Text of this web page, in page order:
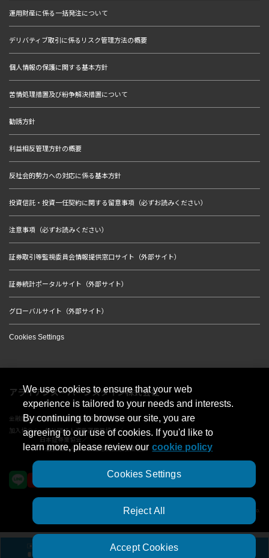
運用財産に係る一括発注について
デリバティブ取引に係るリスク管理方法の概要
個人情報の保護に関する基本方針
苦情処理措置及び紛争解決措置について
勧誘方針
利益相反管理方針の概要
反社会的勢力への対応に係る基本方針
投資信託・投資一任契約に関する留意事項（必ずお読みください）
注意事項（必ずお読みください）
証券取引等監視委員会情報提供窓口サイト（外部サイト）
証券統計ポータルサイト（外部サイト）
グローバルサイト（外部サイト）
Cookies Settings
アライアンス・バーンスタイン株式会社
金融商品取引業者 関東財務局長（金商）第303号
加入協会：一般社団法人資産運用業協会／
日本証券業協会／
一般社団法人第二種金融商品取引業協会
© 2023 AllianceBernstein Japan Ltd. ALL RIGHTS RESERVED.
We use cookies to ensure that your web
experience is tailored to your needs and interests.
By continuing to browse our site, you are
agreeing to our use of cookies. If you'd like to
learn more, please review our cookie policy
Cookies Settings
Reject All
Accept Cookies